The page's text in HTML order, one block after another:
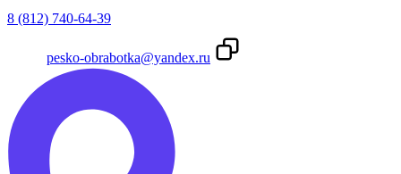
8 (812) 740-64-39
pesko-obrabotka@yandex.ru